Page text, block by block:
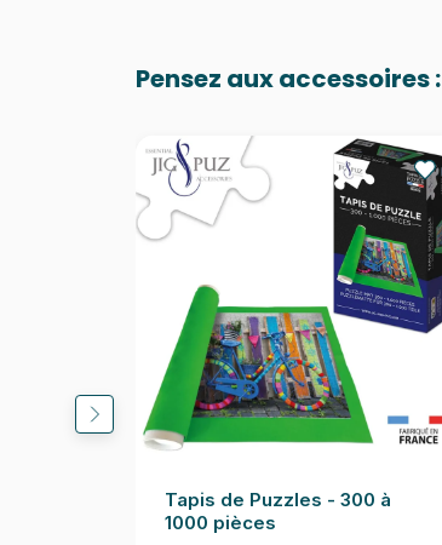
Pensez aux accessoires :
Tapis de Puzzles - 300 à
1000 pièces